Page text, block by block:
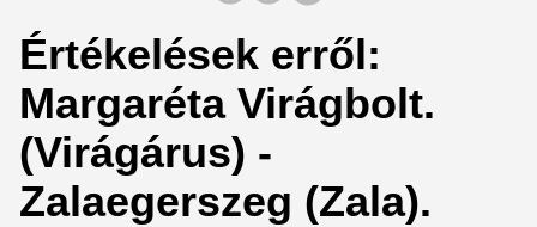
Értékelések erről:
Margaréta Virágbolt.
(Virágárus) -
Zalaegerszeg (Zala).